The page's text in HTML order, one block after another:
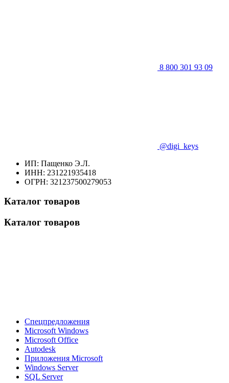
8 800 301 93 09
@digi_keys
ИП: Пащенко Э.Л.
ИНН: 231221935418
ОГРН: 321237500279053
Каталог товаров
Каталог товаров
Спецпредложения
Microsoft Windows
Microsoft Office
Autodesk
Приложения Microsoft
Windows Server
SQL Server